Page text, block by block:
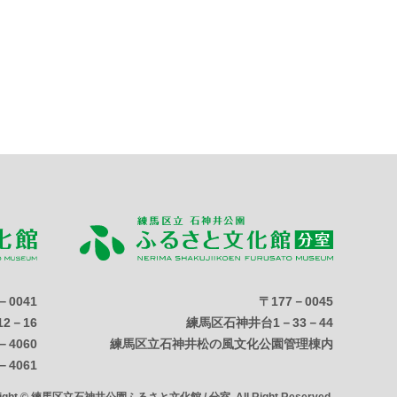
〒177－0045
練馬区石神井台1－33－44
練馬区立石神井松の風文化公園管理棟内
0041
－16
4060
4061